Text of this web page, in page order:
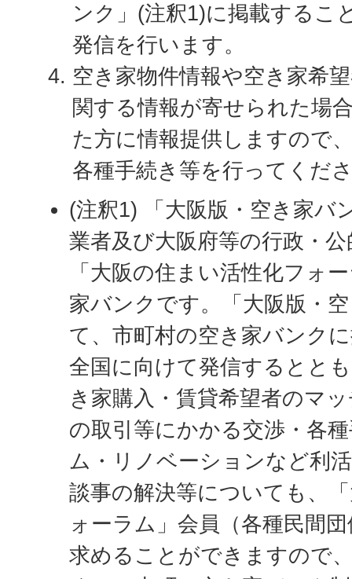
ンク」(注釈1)に掲載するこ
発信を行います。
空き家物件情報や空き家希
関する情報が寄せられた場
た方に情報提供しますので
各種手続き等を行ってくだ
(注釈1) 「大阪版・空き家バ
業者及び大阪府等の行政・
「大阪の住まい活性化フォ
家バンクです。「大阪版・
て、市町村の空き家バンク
全国に向けて発信するとと
き家購入・賃貸希望者のマ
の取引等にかかる交渉・各
ム・リノベーションなど利
談事の解決等についても、
ォーラム」会員（各種民間
求めることができますので